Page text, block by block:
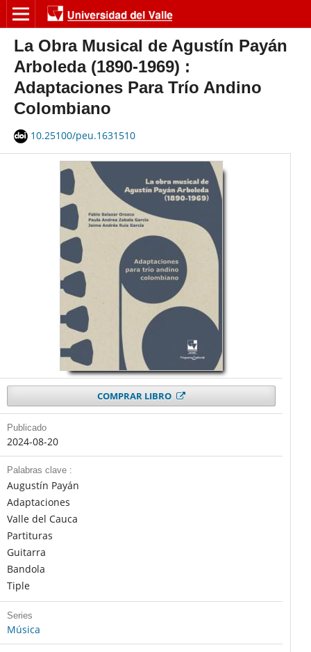
La Obra Musical de Agustín Payán
Arboleda (1890-1969) :
Adaptaciones Para Trío Andino
Colombiano
10.25100/peu.1631510
COMPRAR LIBRO
Publicado
2024-08-20
Palabras clave :
Augustín Payán
Adaptaciones
Valle del Cauca
Partituras
Guitarra
Bandola
Tiple
Series
Música